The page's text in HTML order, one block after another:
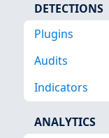
DETECTIONS
Plugins
Audits
Indicators
ANALYTICS